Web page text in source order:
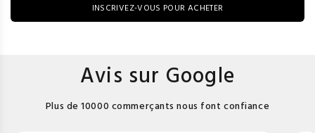
INSCRIVEZ-VOUS POUR ACHETER
Avis sur Google
Plus de 10000 commerçants nous font confiance